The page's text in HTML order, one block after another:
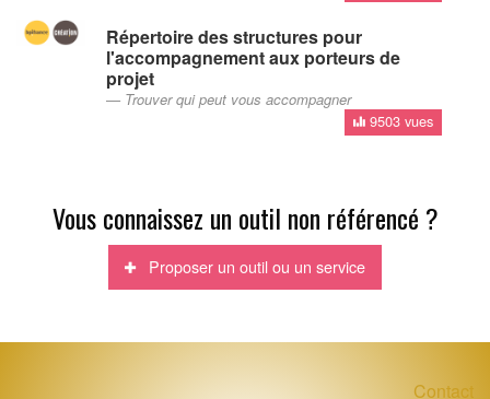
Répertoire des structures pour
l'accompagnement aux porteurs de
projet
Trouver qui peut vous accompagner
9503 vues
Vous connaissez un outil non référencé ?
Proposer un outil ou un service
Contact